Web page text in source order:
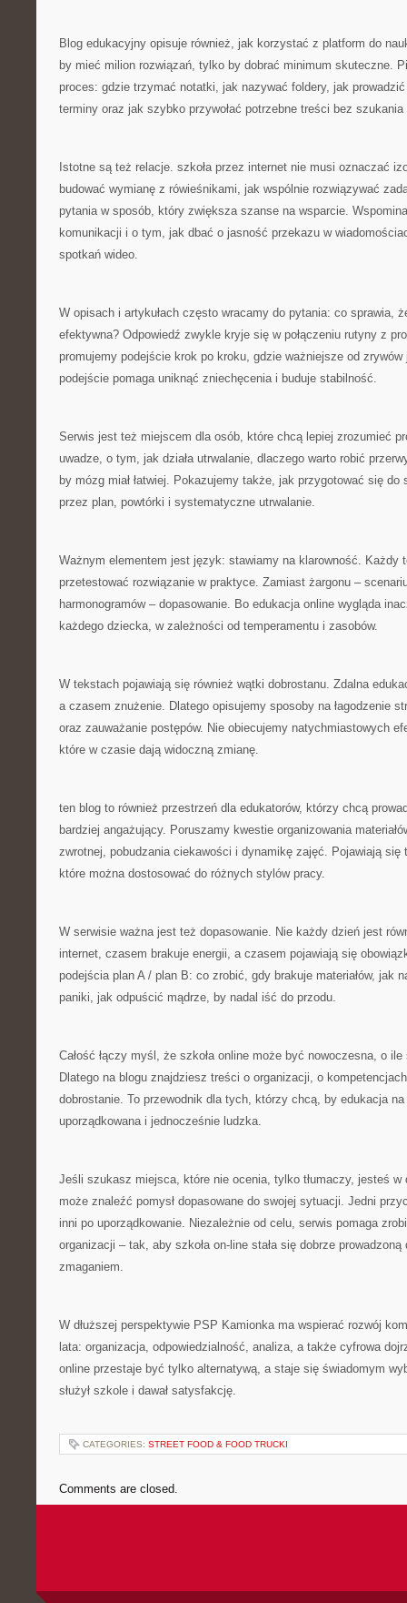
Blog edukacyjny opisuje również, jak korzystać z platform do
by mieć milion rozwiązań, tylko by dobrać minimum skuteczne.
proces: gdzie trzymać notatki, jak nazywać foldery, jak
terminy oraz jak szybko przywołać potrzebne treści bez szukania
Istotne są też relacje. szkoła przez internet nie musi oznaczać
budować wymianę z rówieśnikami, jak wspólnie rozwiązywać
pytania w sposób, który zwiększa szanse na wsparcie.
komunikacji i o tym, jak dbać o jasność przekazu w
spotkań wideo.
W opisach i artykułach często wracamy do pytania: co sprawia,
efektywna? Odpowiedź zwykle kryje się w połączeniu rutyny z
promujemy podejście krok po kroku, gdzie ważniejsze od zrywów
podejście pomaga uniknąć zniechęcenia i buduje stabilność.
Serwis jest też miejscem dla osób, które chcą lepiej zrozumieć
uwadze, o tym, jak działa utrwalanie, dlaczego warto robić
by mózg miał łatwiej. Pokazujemy także, jak przygotować się do
przez plan, powtórki i systematyczne utrwalanie.
Ważnym elementem jest język: stawiamy na klarowność. Każdy
przetestować rozwiązanie w praktyce. Zamiast żargonu –
harmonogramów – dopasowanie. Bo edukacja online wygląda
każdego dziecka, w zależności od temperamentu i zasobów.
W tekstach pojawiają się również wątki dobrostanu. Zdalna
a czasem znużenie. Dlatego opisujemy sposoby na łagodzenie
oraz zauważanie postępów. Nie obiecujemy natychmiastowych
które w czasie dają widoczną zmianę.
ten blog to również przestrzeń dla edukatorów, którzy chcą
bardziej angażujący. Poruszamy kwestie organizowania
zwrotnej, pobudzania ciekawości i dynamikę zajęć. Pojawiają się
które można dostosować do różnych stylów pracy.
W serwisie ważna jest też dopasowanie. Nie każdy dzień jest
internet, czasem brakuje energii, a czasem pojawiają się
podejścia plan A / plan B: co zrobić, gdy brakuje materiałów, jak
paniki, jak odpuścić mądrze, by nadal iść do przodu.
Całość łączy myśl, że szkoła online może być nowoczesna, o
Dlatego na blogu znajdziesz treści o organizacji, o
dobrostanie. To przewodnik dla tych, którzy chcą, by edukacja na
uporządkowana i jednocześnie ludzka.
Jeśli szukasz miejsca, które nie ocenia, tylko tłumaczy, jesteś w
może znaleźć pomysł dopasowane do swojej sytuacji. Jedni
inni po uporządkowanie. Niezależnie od celu, serwis pomaga
organizacji – tak, aby szkoła on-line stała się dobrze
zmaganiem.
W dłuższej perspektywie PSP Kamionka ma wspierać rozwój
lata: organizacja, odpowiedzialność, analiza, a także cyfrowa
online przestaje być tylko alternatywą, a staje się świadomym
służył szkole i dawał satysfakcję.
CATEGORIES: STREET FOOD & FOOD TRUCKI
Comments are closed.